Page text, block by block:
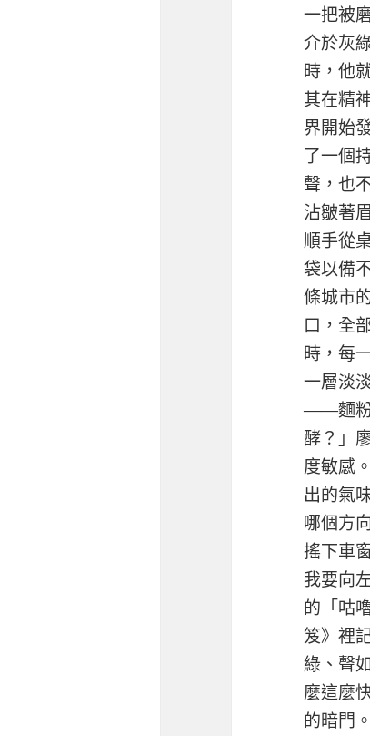
一把被
介於灰
時，他
其在精
界開始
了一個
聲，也
沾皺著
順手從
袋以備
條城市
口，全
時，每
一層淡
——麵粉
酵？」
度敏感
出的氣
哪個方
搖下車
我要向
的「咕
笈》裡
綠、聲
麼這麼
的暗門